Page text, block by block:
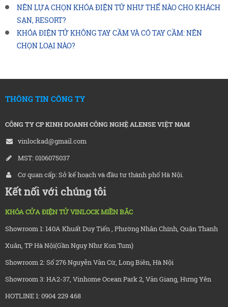
NÊN LỰA CHỌN KHÓA ĐIỆN TỬ NHƯ THẾ NÀO CHO KHÁCH
SẠN, RESORT?
KHÓA ĐIỆN TỬ KHÔNG TAY CẦM VÀ CÓ TAY CẦM: NÊN
CHỌN LOẠI NÀO?
THÔNG TIN CÔNG TY
CÔNG TY CP KINH DOANH CÔNG NGHỆ ALENSE VIỆT NAM
vinlockad@gmail.com
MST: 0106075037
Cơ quan cấp: Sở kế hoạch và đầu tư thành phố Hà Nội.
Kết nối với chúng tôi
KHÓA CỬA ĐIỆN TỬ VINLOCK MIỀN BẮC
Showroom 1: 140A Khuất Duy Tiến , Phường Nhân Chính, Quận Thanh
Xuân, TP Hà Nội(Gần Nguy Như Kon Tum)
Showroom 2: Số 276 Nguyễn Văn Cừ, Long Biên, Hà Nội
Showroom 3: HA2-37, Vinhome Ocean Park 2, Văn Giang, Hưng Yên
HOTLINE 1: 0904 229 468